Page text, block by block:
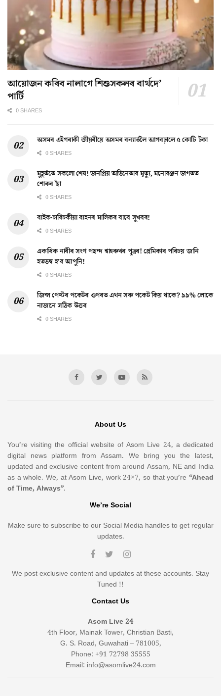
আয়োজন কৰিব নালাগে শিশুসকলৰ বাৰ্থদে’
পাৰ্টি
0 SHARES
অসমৰ এইগৰাকী জীয়ৰীয়ে অসমৰ বন্যাৰ্তলৈ আগবঢ়ালে ৫ কোটি টকা
0 SHARES
মুহূৰ্ততে সকলো শেষ! জনপ্ৰিয় অভিনেতাৰ মৃত্যু, মনোৰঞ্জন জগতত
শোকৰ ছাঁ
0 SHARES
বাইক-চাৰিচকীয়া বাহনৰ মালিকৰ বাবে সুখবৰ!
0 SHARES
একাধিক নাৰীৰ সংগ পছন্দ শ্বাহৰুখৰ পুত্ৰৰ! প্ৰেমিকাৰ পৰিচয় জানি
হতভম্ব হ’ব আপুনি!
0 SHARES
জিন্স পেণ্টৰ পকেটৰ ওপৰত এখন সৰু পকেট কিয় থাকে? ৯৯% লোকে
নাজানে সঠিক উত্তৰ
0 SHARES
About Us
You’re visiting the official website of Asom Live 24, a dedicated
digital news platform from Assam. We bring you the latest,
updated and exclusive content from around Assam, NE and India
as a whole. We, at Asom Live, work 24×7, so that you’re “Ahead
of Time, Always”.
We’re Social
Make sure to subscribe to our Social Media handles to get regular
updates.
We post exclusive content and updates at these accounts. Stay
Tuned !!
Contact Us
Asom Live 24
4th Floor, Mainak Tower, Christian Basti,
G. S. Road, Guwahati – 781005,
Phone: +91 72798 35555
Email: info@asomlive24.com